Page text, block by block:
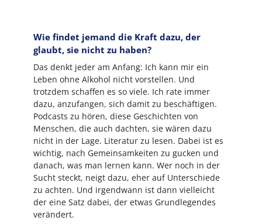
Wie findet jemand die Kraft dazu, der
glaubt, sie nicht zu haben?
Das denkt jeder am Anfang: Ich kann mir ein
Leben ohne Alkohol nicht vorstellen. Und
trotzdem schaffen es so viele. Ich rate immer
dazu, anzufangen, sich damit zu beschäftigen.
Podcasts zu hören, diese Geschichten von
Menschen, die auch dachten, sie wären dazu
nicht in der Lage. Literatur zu lesen. Dabei ist es
wichtig, nach Gemeinsamkeiten zu gucken und
danach, was man lernen kann. Wer noch in der
Sucht steckt, neigt dazu, eher auf Unterschiede
zu achten. Und irgendwann ist dann vielleicht
der eine Satz dabei, der etwas Grundlegendes
verändert.